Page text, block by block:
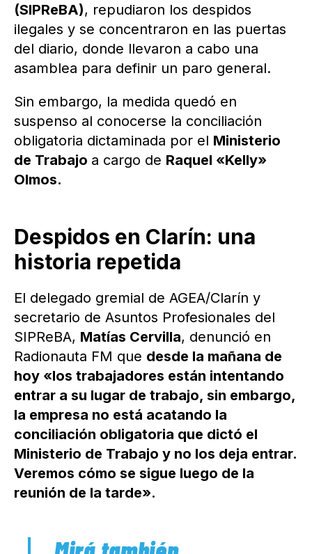
(SIPReBA), repudiaron los despidos
ilegales y se concentraron en las puertas
del diario, donde llevaron a cabo una
asamblea para definir un paro general.
Sin embargo, la medida quedó en
suspenso al conocerse la conciliación
obligatoria dictaminada por el Ministerio
de Trabajo a cargo de Raquel «Kelly»
Olmos.
Despidos en Clarín: una
historia repetida
El delegado gremial de AGEA/Clarín y
secretario de Asuntos Profesionales del
SIPReBA, Matías Cervilla, denunció en
Radionauta FM que desde la mañana de
hoy «los trabajadores están intentando
entrar a su lugar de trabajo, sin embargo,
la empresa no está acatando la
conciliación obligatoria que dictó el
Ministerio de Trabajo y no los deja entrar.
Veremos cómo se sigue luego de la
reunión de la tarde».